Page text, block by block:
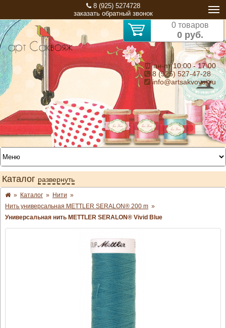
8 (925) 5274728
заказать обратный звонок
0 товаров
0 руб.
⏰ пн-пт 10:00 - 17:00
8 (925) 527-47-28
info@artsakvoyaj.ru
Каталог развернуть
» Каталог » Нити »
Нить универсальная METTLER SERALON® 200 m »
Универсальная нить METTLER SERALON® Vivid Blue